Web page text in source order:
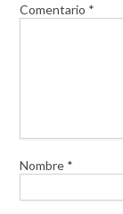
Comentario *
Nombre *